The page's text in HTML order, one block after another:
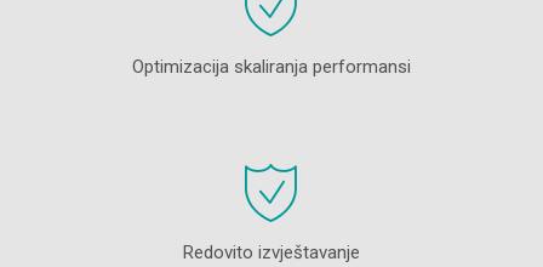
Optimizacija skaliranja performansi
Redovito izvještavanje